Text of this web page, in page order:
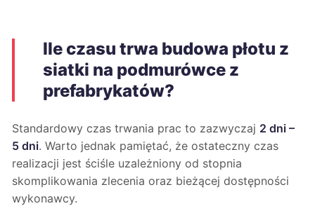
Ile czasu trwa budowa płotu z
siatki na podmurówce z
prefabrykatów?
Standardowy czas trwania prac to zazwyczaj 2 dni –
5 dni. Warto jednak pamiętać, że ostateczny czas
realizacji jest ściśle uzależniony od stopnia
skomplikowania zlecenia oraz bieżącej dostępności
wykonawcy.